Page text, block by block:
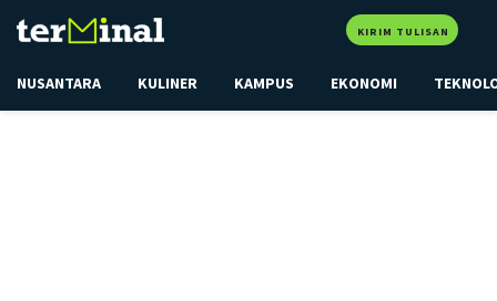
KIRIM TULISAN
NUSANTARA KULINER KAMPUS EKONOMI